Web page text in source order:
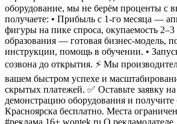
оборудование, мы не берём проценты с
получаете: • Прибыль с 1-го месяца —
фигуры на пике спроса, окупаемость 2–3
образования — готовая бизнес-модель,
инструкции, помощь в обучении. •
созвона до открытия. ⚡ Мы
вашем быстром успехе и
скрытых платежей. ✅ Оставьте заявку
демонстрацию оборудования и получите
Красноярска бесплатно. Места
#реклама 16+ wontek.ru О рекламодателе